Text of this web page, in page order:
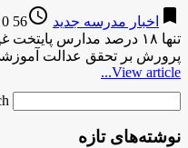
bookmark اخبار مدرسه جدید access_time
56 years ago
0
تنها ۱۸ درصد مدارس
پرورش بر تحقق عدالت
View article...
…
نوشته‌های تازه